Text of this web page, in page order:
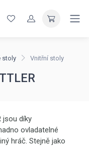
stoly Vnitřní stoly
jsou díky
ovladatelné
hráč. Stejně jako